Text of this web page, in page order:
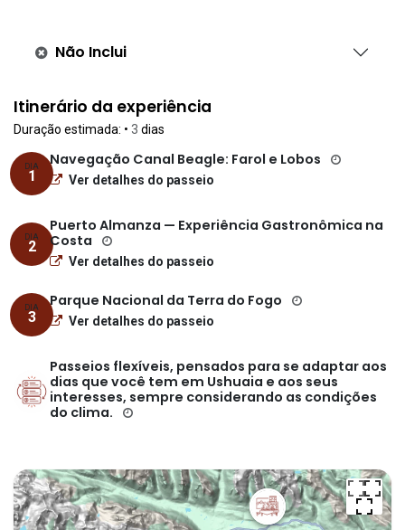
Não Inclui
Itinerário da experiência
Duração estimada: • 3 dias
DIA
1
Navegação Canal Beagle: Farol e Lobos
Ver detalhes do passeio
DIA
2
Puerto Almanza — Experiência Gastronômica na
Costa
Ver detalhes do passeio
DIA
3
Parque Nacional da Terra do Fogo
Ver detalhes do passeio
Passeios flexíveis, pensados para se adaptar aos
dias que você tem em Ushuaia e aos seus
interesses, sempre considerando as condições
do clima.